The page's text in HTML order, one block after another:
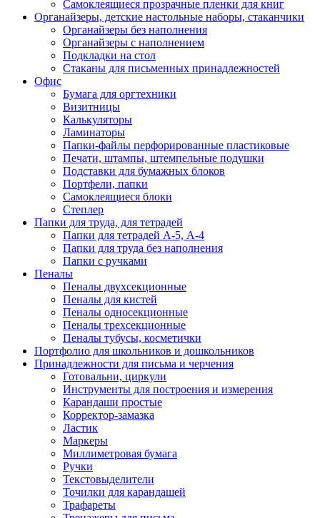
Самоклеящиеся прозрачные пленки для книг
Органайзеры, детские настольные наборы, стаканчики
Органайзеры без наполнения
Органайзеры с наполнением
Подкладки на стол
Стаканы для письменных принадлежностей
Офис
Бумага для оргтехники
Визитницы
Калькуляторы
Ламинаторы
Папки-файлы перфорированные пластиковые
Печати, штампы, штемпельные подушки
Подставки для бумажных блоков
Портфели, папки
Самоклеящиеся блоки
Степлер
Папки для труда, для тетрадей
Папки для тетрадей А-5, А-4
Папки для труда без наполнения
Папки с ручками
Пеналы
Пеналы двухсекционные
Пеналы для кистей
Пеналы односекционные
Пеналы трехсекционные
Пеналы тубусы, косметички
Портфолио для школьников и дошкольников
Принадлежности для письма и черчения
Готовальни, циркули
Инструменты для построения и измерения
Карандаши простые
Корректор-замазка
Ластик
Маркеры
Миллиметровая бумага
Ручки
Текстовыделители
Точилки для карандашей
Трафареты